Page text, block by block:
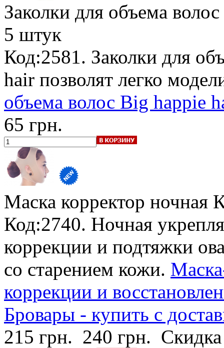
Заколки для объема
5 штук
Код:2581. Заколки для
hair позволят легко
объема волос Big happie
65 грн.
Маска корректор ночная
Код:2740. Ночная
коррекции и подтяжки
со старением кожи.
коррекции и
Бровары - купить с
215 грн. 240 грн.